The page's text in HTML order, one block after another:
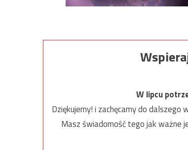
W lipcu
Dziękujemy! i zachęcamy do dalszego
Masz świadomość tego jak ważne